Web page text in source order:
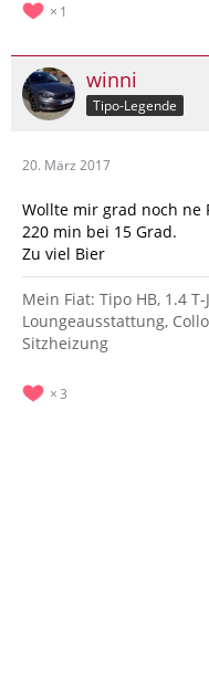
1
winni
Tipo-Legende
20. März 2017
Wollte mir grad noch ne
220 min bei 15 Grad.
Zu viel Bier
Mein Fiat: Tipo HB, 1.4 T-
Loungeausstattung,
Sitzheizung
3